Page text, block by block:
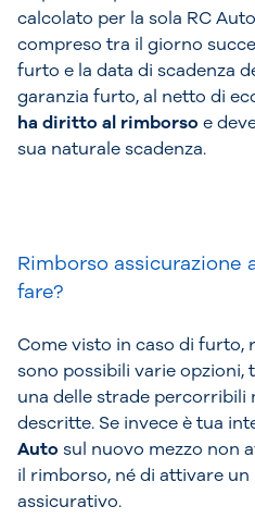
calcolato per la sola RC
compreso tra il giorno
furto e la data di scadenza
garanzia furto, al netto di
ha diritto al rimborso e
sua naturale scadenza.
Rimborso assicurazione
fare?
Come visto in caso di furto,
sono possibili varie opzioni,
una delle strade percorribili
descritte. Se invece è tua
Auto sul nuovo mezzo non
il rimborso, né di attivare
assicurativo.